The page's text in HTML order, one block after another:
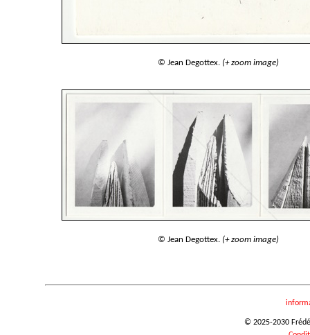
© Jean Degottex. (+ zoom image)
© Jean Degottex. (+ zoom image)
© 2025-2030